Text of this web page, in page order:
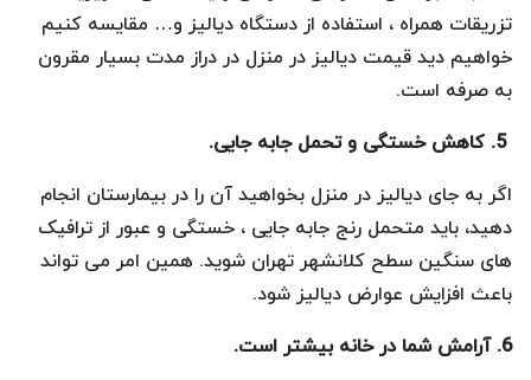
تزریقات همراه ، استفاده از دستگاه دیالیز و… مقایسه کنیم
خواهیم دید قیمت دیالیز در منزل در دراز مدت بسیار مقرون
به صرفه است.
5. کاهش خستگی و تحمل جابه جایی.
اگر به جای دیالیز در منزل بخواهید آن را در بیمارستان انجام
دهید، باید متحمل رنج جابه جایی ، خستگی و عبور از ترافیک
های سنگین سطح کلانشهر تهران شوید. همین امر می تواند
باعث افزایش عوارض دیالیز شود.
6. آرامش شما در خانه بیشتر است.